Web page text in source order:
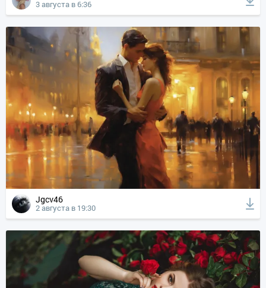
3 августа в 6:36
Jgcv46
2 августа в 19:30